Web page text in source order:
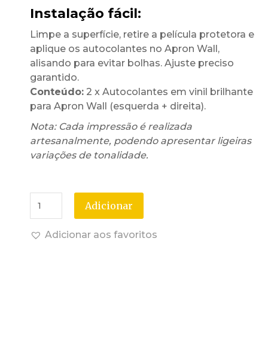
Instalação fácil:
Limpe a superfície, retire a película protetora e
aplique os autocolantes no Apron Wall,
alisando para evitar bolhas. Ajuste preciso
garantido.
Conteúdo: 2 x Autocolantes em vinil brilhante
para Apron Wall (esquerda + direita).
Nota: Cada impressão é realizada
artesanalmente, podendo apresentar ligeiras
variações de tonalidade.
Adicionar
Adicionar aos favoritos